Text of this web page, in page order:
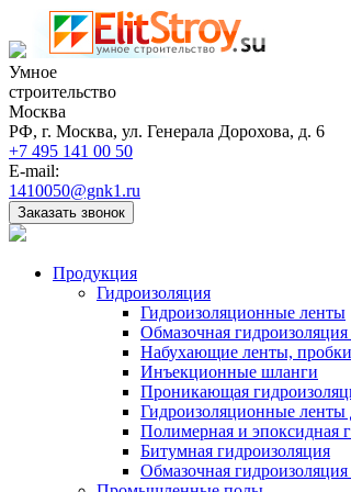
Умное
строительство
Москва
РФ, г. Москва, ул. Генерала Дорохова, д. 6
+7 495 141 00 50
E-mail:
1410050@gnk1.ru
Заказать звонок
Продукция
Гидроизоляция
Гидроизоляционные ленты
Обмазочная
Набухающие ленты, пробки
Инъекционные шланги
Проникающая
Гидроизоляционные
Полимерная и эпоксидная
Битумная гидроизоляция
Обмазочная